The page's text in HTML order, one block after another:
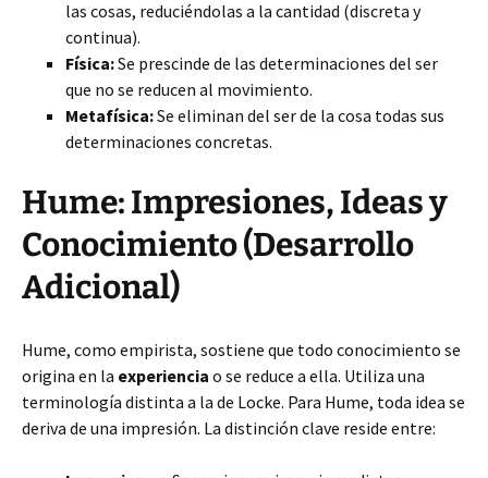
las cosas, reduciéndolas a la cantidad (discreta y
continua).
Física:Se prescinde de las determinaciones del ser
que no se reducen al movimiento.
Metafísica:Se eliminan del ser de la cosa todas sus
determinaciones concretas.
Hume: Impresiones, Ideas y
Conocimiento (Desarrollo
Adicional)
Hume, como empirista, sostiene que todo conocimiento se
origina en la experiencia o se reduce a ella. Utiliza una
terminología distinta a la de Locke. Para Hume, toda idea se
deriva de una impresión. La distinción clave reside entre: